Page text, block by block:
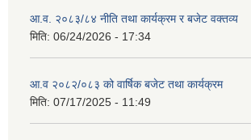
आ.व. २०८३/८४ नीति तथा कार्यक्रम र बजेट वक्तव्य
मिति: 06/24/2026 - 17:34
आ.व २०८२/०८३ को वार्षिक बजेट तथा कार्यक्रम
मिति: 07/17/2025 - 11:49